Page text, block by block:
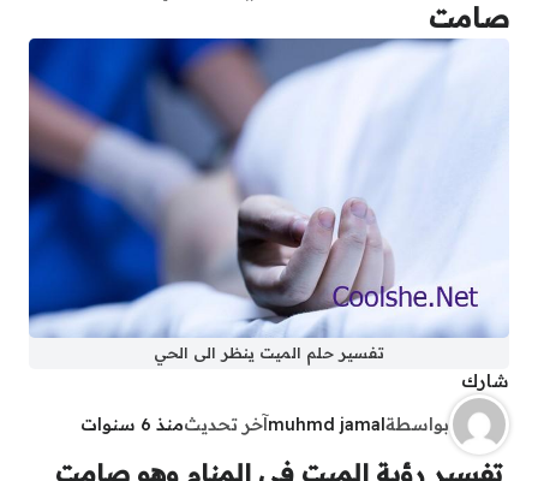
صامت
تفسير حلم الميت ينظر الى الحي
شارك
بواسطةmuhmd jamalآخر تحديثمنذ 6 سنوات
تفسير رؤية الميت في المنام وهو صامت